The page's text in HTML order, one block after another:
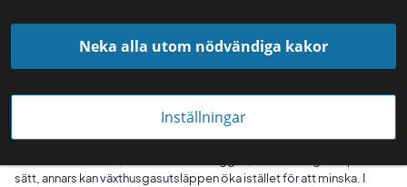
Neka alla utom nödvändiga kakor
Inställningar
sätt, annars kan växthusgasutsläppen öka istället för att minska. I